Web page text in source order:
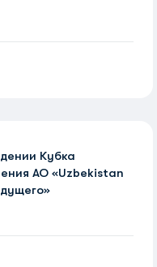
Кубка
АО «Uzbekistan